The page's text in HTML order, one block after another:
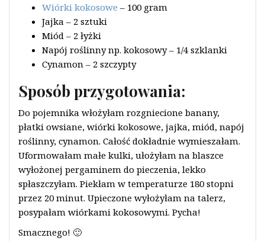
Wiórki kokosowe – 100 gram
Jajka – 2 sztuki
Miód – 2 łyżki
Napój roślinny np. kokosowy – 1/4 szklanki
Cynamon – 2 szczypty
Sposób przygotowania:
Do pojemnika włożyłam rozgniecione banany,
płatki owsiane, wiórki kokosowe, jajka, miód, napój
roślinny, cynamon. Całość dokładnie wymieszałam.
Uformowałam małe kulki, ułożyłam na blaszce
wyłożonej pergaminem do pieczenia, lekko
spłaszczyłam. Piekłam w temperaturze 180 stopni
przez 20 minut. Upieczone wyłożyłam na talerz,
posypałam wiórkami kokosowymi. Pycha!
Smacznego! 🙂